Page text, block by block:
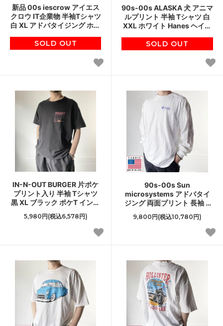
新品 00s iescrow アイエス
クロウ IT企業物 半袖Tシャツ
白 XL アドバタイジング ホワ
スロゴ D151
SOLD OUT
90s-00s ALASKA 犬 アニマ
ルプリント 半袖 Tシャツ 白
XXL ホワイト Hanes ヘイン
テージ D151
SOLD OUT
IN-N-OUT BURGER 片ポケ
プリント入り 半袖 Tシャツ
黒 XL ブラック ポケT インア
ンドアウトバーガー D151
5,980円(税込6,578円)
90s-00s Sun
microsystems アドバタイ
ジング 両面プリント 長袖 T
シャツ 白 XXL 消滅IT企業物
ロンT ホワイト ビンテージ
9,800円(税込10,780円)